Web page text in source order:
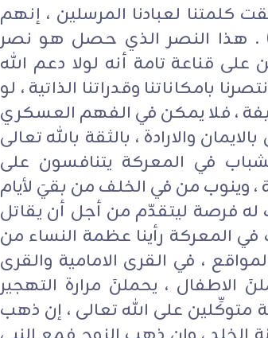
كلمتنا لعبادنا المرسلين ، إنهم
) . هذا النصر الذي حصل هو نصر
قناعة تامة أنه لولا دعم الله
بامكاناتنا وقدراتنا الذاتية ، لو
، فلا يمكن في الفهم العسكري
والارادة ، بالثقة بالله تعالى
في المعركة يتنافسون على
، وينوب من في الخلف من بقيَ لأيام
له فرصة ليتقدّم من أجل أن يقاتل
المعركة رأينا عظمة النساء من
، في القرى الامامية والقرى
الاطفال ، يحملنَ مرارة التهجير
متوكِّلين على الله تعالى ، إن ذهب